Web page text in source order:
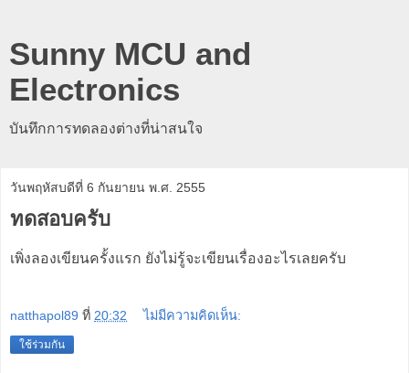
Sunny MCU and
Electronics
บันทึกการทดลองต่างที่น่าสนใจ
วันพฤหัสบดีที่ 6 กันยายน พ.ศ. 2555
ทดสอบครับ
เพิ่งลองเขียนครั้งแรก ยังไม่รู้จะเขียนเรื่องอะไรเลยครับ
natthapol89 ที่ 20:32 ไม่มีความคิดเห็น:
ใช้ร่วมกัน